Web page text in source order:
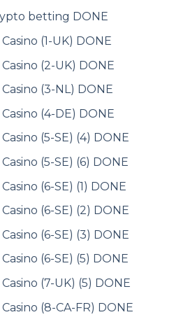
betting DONE
(1-UK) DONE
(2-UK) DONE
(3-NL) DONE
(4-DE) DONE
(5-SE) (4) DONE
(5-SE) (6) DONE
(6-SE) (1) DONE
(6-SE) (2) DONE
(6-SE) (3) DONE
(6-SE) (5) DONE
(7-UK) (5) DONE
(8-CA-FR) DONE